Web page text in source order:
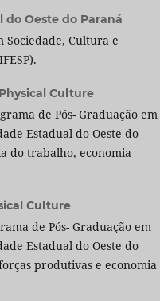
do Oeste do Paraná
Sociedade, Cultura e
Culture
de Pós- Graduação em
Estadual do Oeste do
do trabalho, economia
Culture
de Pós- Graduação em
Estadual do Oeste do
produtivas e economia